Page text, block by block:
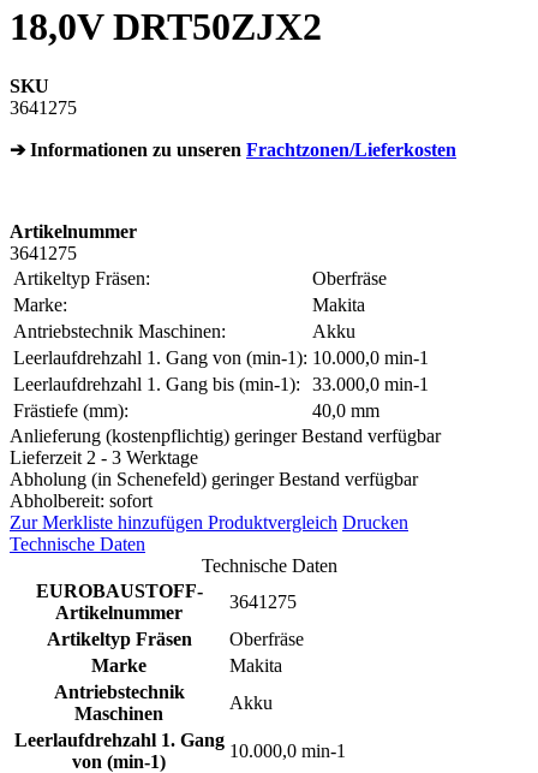
18,0V DRT50ZJX2
SKU
3641275
➔ Informationen zu unseren Frachtzonen/Lieferkosten
Artikelnummer
3641275
Artikeltyp Fräsen:
Oberfräse
Marke:
Makita
Antriebstechnik Maschinen:
Akku
Leerlaufdrehzahl 1. Gang von (min-1): 10.000,0 min-1
Leerlaufdrehzahl 1. Gang bis (min-1):
33.000,0 min-1
Frästiefe (mm):
40,0 mm
Anlieferung (kostenpflichtig) geringer Bestand verfügbar
Lieferzeit 2 - 3 Werktage
Abholung (in Schenefeld) geringer Bestand verfügbar
Abholbereit: sofort
Zur Merkliste hinzufügen Produktvergleich Drucken
Technische Daten
Technische Daten
EUROBAUSTOFF-
Artikelnummer
3641275
Artikeltyp Fräsen
Oberfräse
Marke
Makita
Antriebstechnik
Maschinen
Akku
Leerlaufdrehzahl 1. Gang
von (min-1)
10.000,0 min-1